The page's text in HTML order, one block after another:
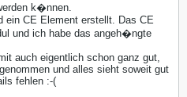
k�nnen.
ein CE Element erstellt. Das CE
und ich habe das angeh�ngte
auch eigentlich schon ganz gut,
und alles sieht soweit gut
fehlen :-(